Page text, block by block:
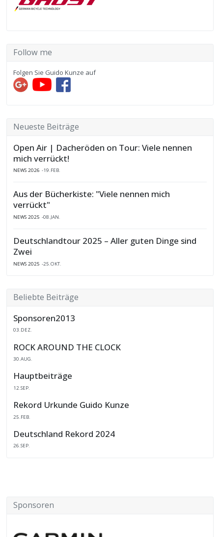
Follow me
Folgen Sie Guido Kunze auf
Neueste Beiträge
Open Air | Dacheröden on Tour: Viele nennen
mich verrückt!
NEWS 2026 19.FEB.
Aus der Bücherkiste: "Viele nennen mich
verrückt"
NEWS 2025 08.JAN.
Deutschlandtour 2025 – Aller guten Dinge sind
Zwei
NEWS 2025 25.OKT.
Beliebte Beiträge
Sponsoren2013
03.DEZ.
ROCK AROUND THE CLOCK
30.AUG.
Hauptbeiträge
12.SEP.
Rekord Urkunde Guido Kunze
25.FEB.
Deutschland Rekord 2024
26.SEP.
Sponsoren